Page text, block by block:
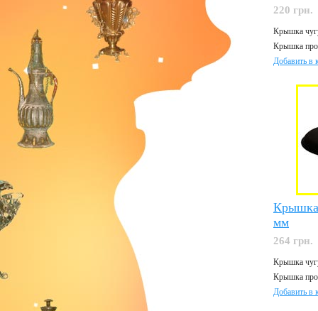
220 грн.
Крышка
Крышка
Добавить в
Крышка
мм
264 грн.
Крышка
Крышка
Добавить в